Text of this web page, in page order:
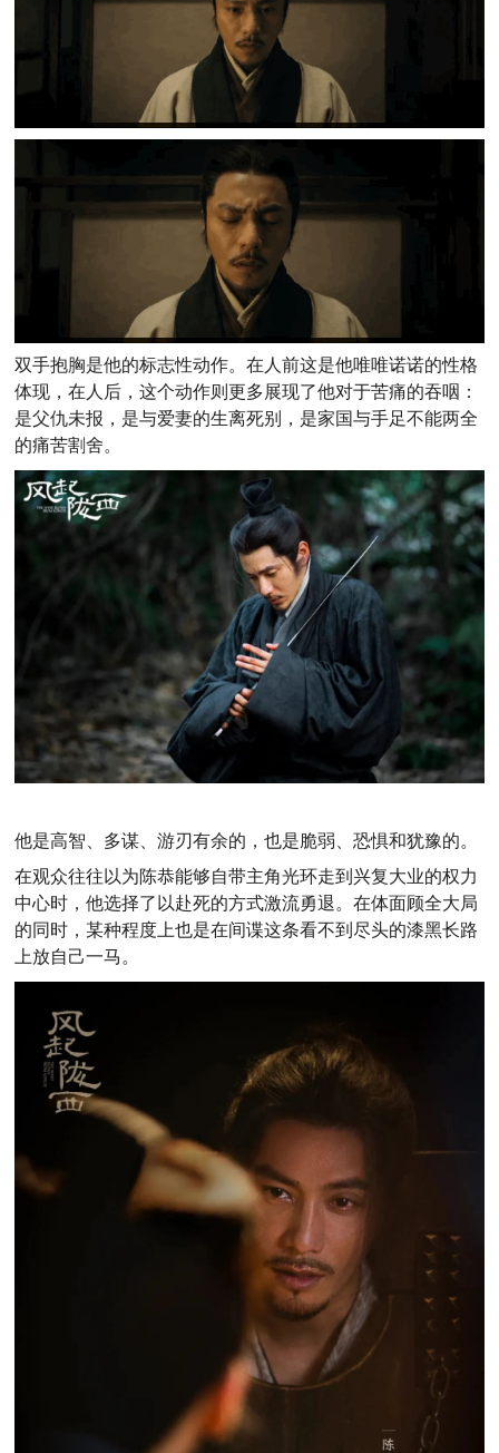
双手抱胸是他的标志性动作。在人前这是他唯唯诺诺的性格
体现，在人后，这个动作则更多展现了他对于苦痛的吞咽：
是父仇未报， 是与爱妻的生离死别，是家国与手足不能两全
的痛苦割舍。
他是高智、多谋、游刃有余的，也是脆弱、恐惧和犹豫的。
在观众往往以为陈恭能够自带主角光环走到兴复大业的权力
中心时，他选择了以赴死的方式激流勇退。在体面顾全大局
的同时，某种程度上也是在间谍这条看不到尽头的漆黑长路
上放自己一马。